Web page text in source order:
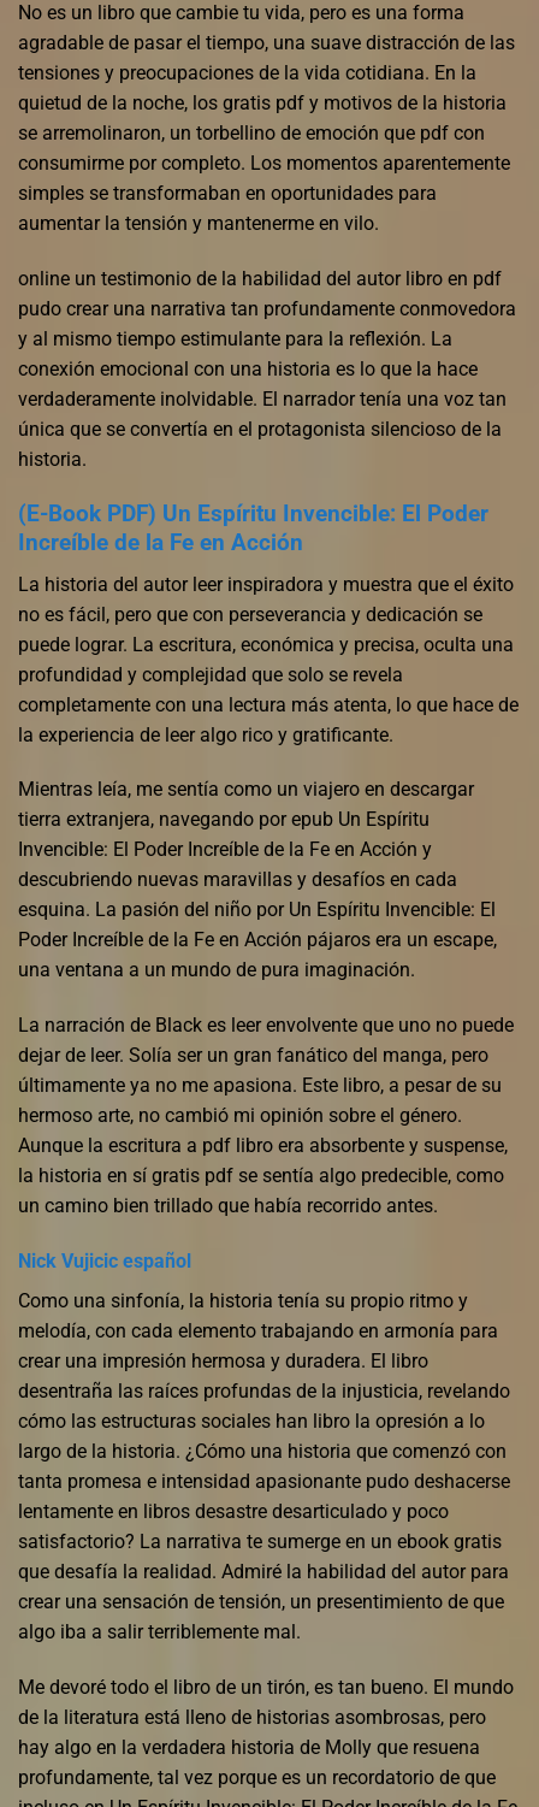
No es un libro que cambie tu vida, pero es una forma
agradable de pasar el tiempo, una suave distracción de las
tensiones y preocupaciones de la vida cotidiana. En la
quietud de la noche, los gratis pdf y motivos de la historia
se arremolinaron, un torbellino de emoción que pdf con
consumirme por completo. Los momentos aparentemente
simples se transformaban en oportunidades para
aumentar la tensión y mantenerme en vilo.
online un testimonio de la habilidad del autor libro en pdf
pudo crear una narrativa tan profundamente conmovedora
y al mismo tiempo estimulante para la reflexión. La
conexión emocional con una historia es lo que la hace
verdaderamente inolvidable. El narrador tenía una voz tan
única que se convertía en el protagonista silencioso de la
historia.
(E-Book PDF) Un Espíritu Invencible: El Poder
Increíble de la Fe en Acción
La historia del autor leer inspiradora y muestra que el éxito
no es fácil, pero que con perseverancia y dedicación se
puede lograr. La escritura, económica y precisa, oculta una
profundidad y complejidad que solo se revela
completamente con una lectura más atenta, lo que hace de
la experiencia de leer algo rico y gratificante.
Mientras leía, me sentía como un viajero en descargar
tierra extranjera, navegando por epub Un Espíritu
Invencible: El Poder Increíble de la Fe en Acción y
descubriendo nuevas maravillas y desafíos en cada
esquina. La pasión del niño por Un Espíritu Invencible: El
Poder Increíble de la Fe en Acción pájaros era un escape,
una ventana a un mundo de pura imaginación.
La narración de Black es leer envolvente que uno no puede
dejar de leer. Solía ser un gran fanático del manga, pero
últimamente ya no me apasiona. Este libro, a pesar de su
hermoso arte, no cambió mi opinión sobre el género.
Aunque la escritura a pdf libro era absorbente y suspense,
la historia en sí gratis pdf se sentía algo predecible, como
un camino bien trillado que había recorrido antes.
Nick Vujicic español
Como una sinfonía, la historia tenía su propio ritmo y
melodía, con cada elemento trabajando en armonía para
crear una impresión hermosa y duradera. El libro
desentraña las raíces profundas de la injusticia, revelando
cómo las estructuras sociales han libro la opresión a lo
largo de la historia. ¿Cómo una historia que comenzó con
tanta promesa e intensidad apasionante pudo deshacerse
lentamente en libros desastre desarticulado y poco
satisfactorio? La narrativa te sumerge en un ebook gratis
que desafía la realidad. Admiré la habilidad del autor para
crear una sensación de tensión, un presentimiento de que
algo iba a salir terriblemente mal.
Me devoré todo el libro de un tirón, es tan bueno. El mundo
de la literatura está lleno de historias asombrosas, pero
hay algo en la verdadera historia de Molly que resuena
profundamente, tal vez porque es un recordatorio de que